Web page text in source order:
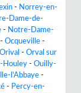
- Norrey-en-
Dame-de-
- Notre-Dame-
- Ocqueville -
Orival - Orval sur
Houley - Ouilly-
l'Abbaye -
- Percy-en-